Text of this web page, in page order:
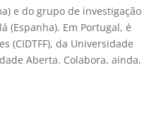
e do grupo de investigação
(Espanha). Em Portugal, é
(CIDTFF), da Universidade
Aberta. Colabora, ainda,